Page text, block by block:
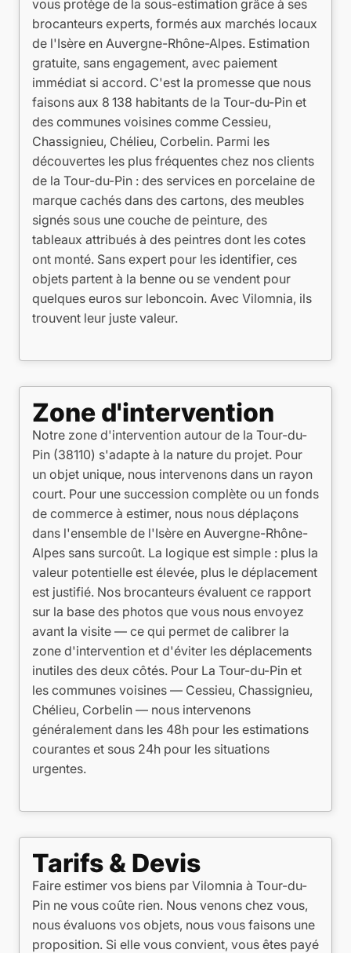
vous protège de la sous-estimation grâce à ses
brocanteurs experts, formés aux marchés locaux
de l'Isère en Auvergne-Rhône-Alpes. Estimation
gratuite, sans engagement, avec paiement
immédiat si accord. C'est la promesse que nous
faisons aux 8 138 habitants de la Tour-du-Pin et
des communes voisines comme Cessieu,
Chassignieu, Chélieu, Corbelin. Parmi les
découvertes les plus fréquentes chez nos clients
de la Tour-du-Pin : des services en porcelaine de
marque cachés dans des cartons, des meubles
signés sous une couche de peinture, des
tableaux attribués à des peintres dont les cotes
ont monté. Sans expert pour les identifier, ces
objets partent à la benne ou se vendent pour
quelques euros sur leboncoin. Avec Vilomnia, ils
trouvent leur juste valeur.
Zone d'intervention
Notre zone d'intervention autour de la Tour-du-
Pin (38110) s'adapte à la nature du projet. Pour
un objet unique, nous intervenons dans un rayon
court. Pour une succession complète ou un fonds
de commerce à estimer, nous nous déplaçons
dans l'ensemble de l'Isère en Auvergne-Rhône-
Alpes sans surcoût. La logique est simple : plus la
valeur potentielle est élevée, plus le déplacement
est justifié. Nos brocanteurs évaluent ce rapport
sur la base des photos que vous nous envoyez
avant la visite — ce qui permet de calibrer la
zone d'intervention et d'éviter les déplacements
inutiles des deux côtés. Pour La Tour-du-Pin et
les communes voisines — Cessieu, Chassignieu,
Chélieu, Corbelin — nous intervenons
généralement dans les 48h pour les estimations
courantes et sous 24h pour les situations
urgentes.
Tarifs & Devis
Faire estimer vos biens par Vilomnia à Tour-du-
Pin ne vous coûte rien. Nous venons chez vous,
nous évaluons vos objets, nous vous faisons une
proposition. Si elle vous convient, vous êtes payé